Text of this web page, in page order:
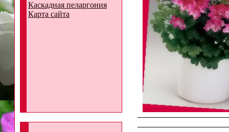
Каскадная пеларгония
Карта сайта